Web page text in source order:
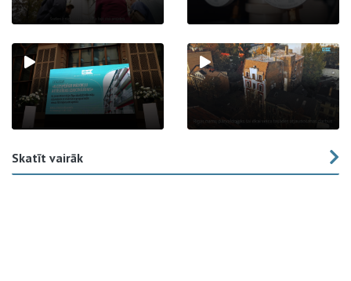
Skatīt vairāk